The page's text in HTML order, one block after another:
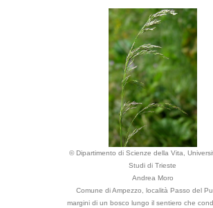
© Dipartimento di Scienze della Vita,
Studi di Trieste
Andrea Moro
Comune di Ampezzo, località Passo del
margini di un bosco lungo il sentiero che